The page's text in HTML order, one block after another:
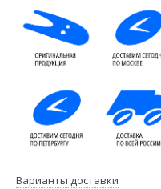
Варианты доставки